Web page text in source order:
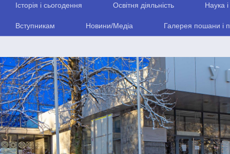
Історія і сьогодення Освітня діяльність Наука
Вступникам Новини/Медіа Галерея пошани і